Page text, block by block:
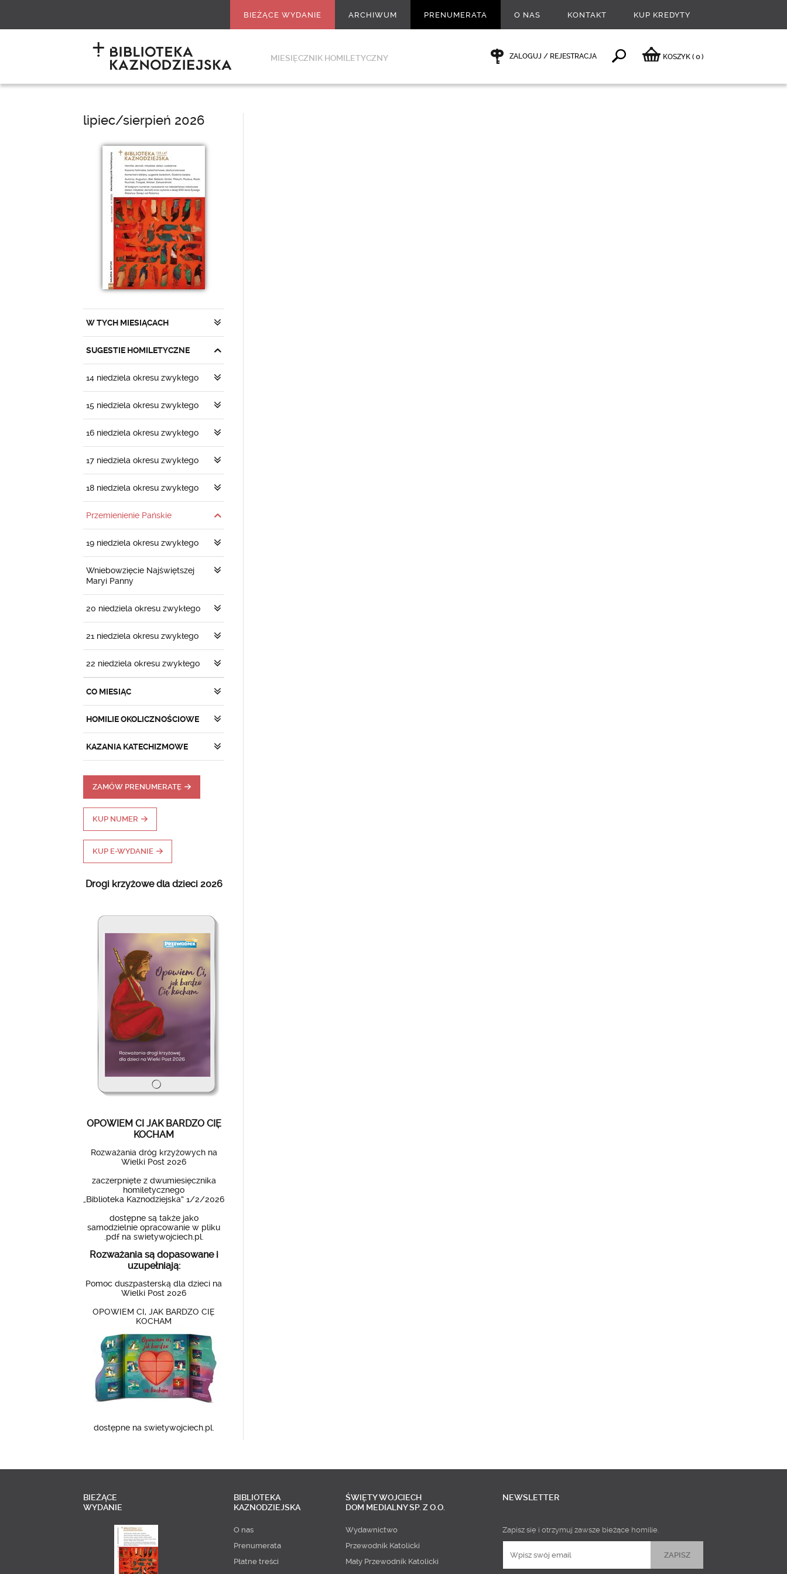
BIEŻĄCE WYDANIE ARCHIWUM PRENUMERATA O NAS KONTAKT KUP KREDYTY
MIESIĘCZNIK HOMILETYCZNY ZALOGUJ / REJESTRACJA KOSZYK ( 0)
lipiec/sierpień 2026
W TYCH MIESIĄCACH
SUGESTIE HOMILETYCZNE
14 niedziela okresu zwykłego
15 niedziela okresu zwykłego
16 niedziela okresu zwykłego
17 niedziela okresu zwykłego
18 niedziela okresu zwykłego
Przemienienie Pańskie
19 niedziela okresu zwykłego
Wniebowzięcie Najświętszej
Maryi Panny
20 niedziela okresu zwykłego
21 niedziela okresu zwykłego
22 niedziela okresu zwykłego
CO MIESIĄC
HOMILIE OKOLICZNOŚCIOWE
KAZANIA KATECHIZMOWE
ZAMÓW PRENUMERATĘ
KUP NUMER
KUP E-WYDANIE
Drogi krzyżowe dla dzieci 2026
OPOWIEM CI JAK BARDZO CIĘ
KOCHAM
Rozważania dróg krzyżowych na
Wielki Post 2026
zaczerpnięte z dwumiesięcznika
homiletycznego
„Biblioteka Kaznodziejska” 1/2/2026
dostępne są także jako
samodzielnie opracowanie w pliku
.pdf na swietywojciech.pl.
Rozważania są dopasowane i
uzupełniają:
Pomoc duszpasterską dla dzieci na
Wielki Post 2026
OPOWIEM CI, JAK BARDZO CIĘ
KOCHAM
dostępne na swietywojciech.pl.
BIEŻĄCE
WYDANIE
BIBLIOTEKA
KAZNODZIEJSKA
O nas
Prenumerata
Płatne treści
ŚWIĘTY WOJCIECH
DOM MEDIALNY SP. Z O.O.
Wydawnictwo
Przewodnik Katolicki
Mały Przewodnik Katolicki
NEWSLETTER
Zapisz się i otrzymuj zawsze bieżące homilie.